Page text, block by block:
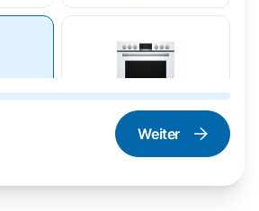
Herd und Backofen
Weiter